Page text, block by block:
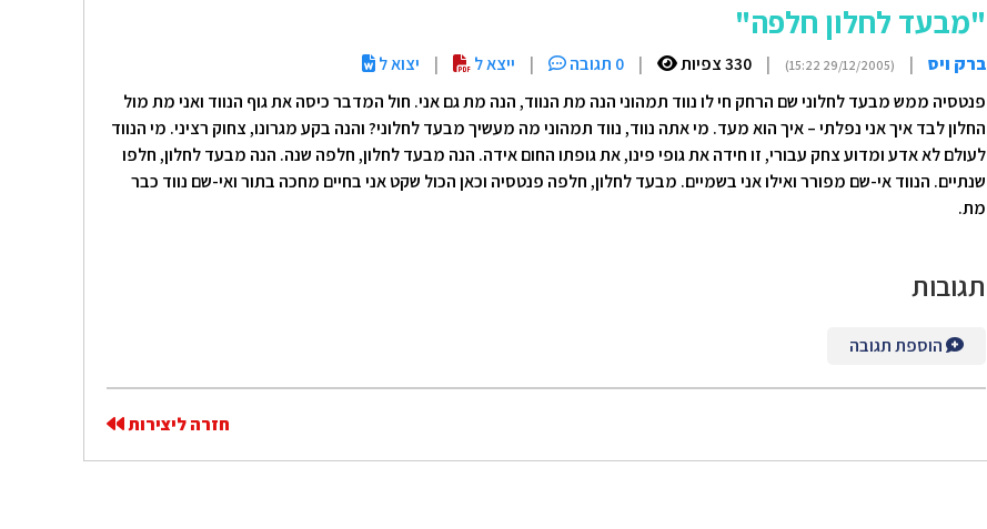
"מבעד לחלון חלפה"
ברק ויס |
(29/12/2005 15:22)
| 330 צפיות | 0 תגובה | ייצא ל |
יצוא ל
פנטסיה ממש מבעד לחלוני שם הרחק חי לו נווד תמהוני הנה מת הנווד, הנה מת גם אני. חול המדבר כיסה את גוף הנווד ואני מת מול
החלון לבד איך אני נפלתי – איך הוא מעד. מי אתה נווד, נווד תמהוני מה מעשיך מבעד לחלוני? והנה בקע מגרונו, צחוק רציני. מי הנווד
לעולם לא אדע ומדוע צחק עבורי, זו חידה את גופי פינו, את גופתו החום אידה. הנה מבעד לחלון, חלפה שנה. הנה מבעד לחלון, חלפו
שנתיים. הנווד אי-שם מפורר ואילו אני בשמיים. מבעד לחלון, חלפה פנטסיה וכאן הכול שקט אני בחיים מחכה בתור ואי-שם נווד כבר
מת.
תגובות
הוספת תגובה
חזרה ליצירות